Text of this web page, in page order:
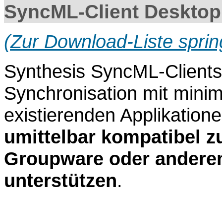
SyncML-Client
(Zur Download-Liste
Synthesis SyncML-
Synchronisation mit
existierenden
umittelbar kompatibel
Groupware oder
unterstützen.